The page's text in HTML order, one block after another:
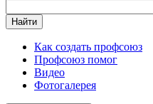
Найти
Как создать профсоюз
Профсоюз помог
Видео
Фотогалерея